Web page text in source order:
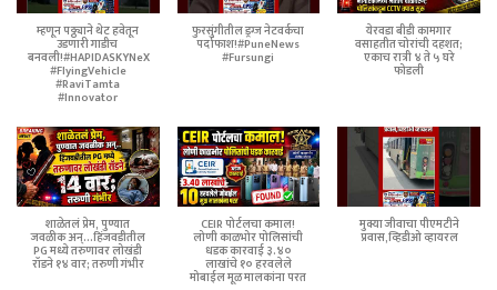
म्हणून पठ्ठ्याने थेट हवेतून
उडणारी गाडीच
बनवली!#HAPIDASKYNeX
#FlyingVehicle
#RaviTamta
#Innovator
फुरसुंगीतील ड्रग्ज नेटवर्कचा
पर्दाफाश!#PuneNews
#Fursungi
येरवडा बीडी कामगार
वसाहतीत चोरांची दहशत;
एकाच रात्री ४ ते ५ घरे
फोडली
शाळेतलं प्रेम, पुण्यात
जवळीक अन्...हिंजवडीतील
PG मध्ये तरुणावर लोखंडी
रॉडने १४ वार; तरुणी गंभीर
CEIR पोर्टलचा कमाल!
लोणी काळभोर पोलिसांची
धडक कारवाई ३.४०
लाखांचे १० हरवलेले
मोबाईल मूळ मालकांना परत
मुक्या जीवाचा पीएमटीने
प्रवास,व्हिडीओ व्हायरल